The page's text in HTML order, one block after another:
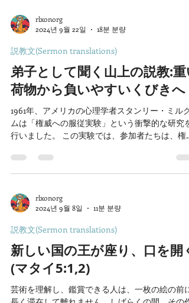
い： 遣わされた者として、私は「誰の名におい
て」その場に立っているのか。 迎え入れる者とし
歓迎しているのか。 Ⅱ. 本論 1：遣わされた者の自
己アイデンティティ（神学的代理の原理） シャリ
アの原理： 「遣わされた者は、遣わした者と同等
である」。派遣された弟子と、派遣されたイエ
ス、そして父なる神の間の存在論的・宣教的一致
を確立する（40節）。 聖なる誇りと権威： 弟子の
働きは個人の過業ではなく、神的な代理働きであ
る。世の拒絶の中でも萎縮せず、霊的権威と確信
を持って立つ根拠を提示する。 代理人の謙遜： す
rlxonorg
2024년 9월 22일
18분 분량
説教文(Sermon translations)
弟子として聞く山上の説教:重
荷物から負いやすいくびきへ
1961年、アメリカの心理学者スタンリー・ミルグ
ムは「権威への服従実験」という衝撃的な研究を
行いました。 この実験では、参加者たちは、権威
他の参加者に問題を間違えるたびに電気ショック
を与えるように要求されました。...
rlxonorg
2024년 9월 8일
11분 분량
説教文(Sermon translations)
新しい国の王が座り、口を開く
(マタイ5:1,2)
芸術を理解し、鑑賞できる人は、一枚の絵の前に